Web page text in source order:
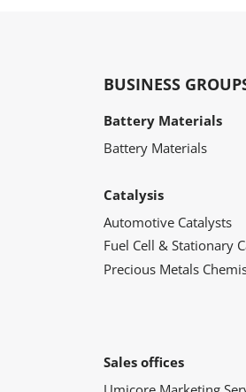
BUSINESS
Battery Materials
Battery Materials
Catalysis
Automotive Catalysts
Fuel Cell & Stationary
Precious Metals
Sales offices